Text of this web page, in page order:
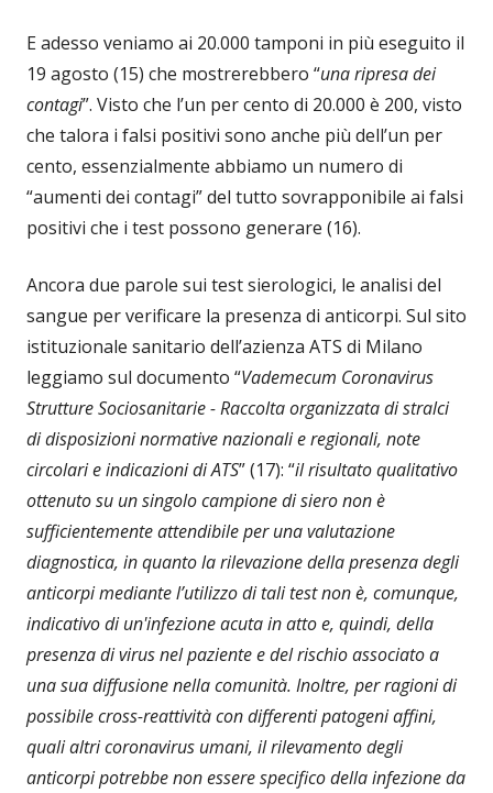
E adesso veniamo ai 20.000 tamponi in più eseguito il
19 agosto (15) che mostrerebbero “una ripresa dei
contagi”. Visto che l’un per cento di 20.000 è 200, visto
che talora i falsi positivi sono anche più dell’un per
cento, essenzialmente abbiamo un numero di
“aumenti dei contagi” del tutto sovrapponibile ai falsi
positivi che i test possono generare (16).
Ancora due parole sui test sierologici, le analisi del
sangue per verificare la presenza di anticorpi. Sul sito
istituzionale sanitario dell’azienza ATS di Milano
leggiamo sul documento “Vademecum Coronavirus
Strutture Sociosanitarie - Raccolta organizzata di stralci
di disposizioni normative nazionali e regionali, note
circolari e indicazioni di ATS” (17): “il risultato qualitativo
ottenuto su un singolo campione di siero non è
sufficientemente attendibile per una valutazione
diagnostica, in quanto la rilevazione della presenza degli
anticorpi mediante l’utilizzo di tali test non è, comunque,
indicativo di un'infezione acuta in atto e, quindi, della
presenza di virus nel paziente e del rischio associato a
una sua diffusione nella comunità. Inoltre, per ragioni di
possibile cross-reattività con differenti patogeni affini,
quali altri coronavirus umani, il rilevamento degli
anticorpi potrebbe non essere specifico della infezione da